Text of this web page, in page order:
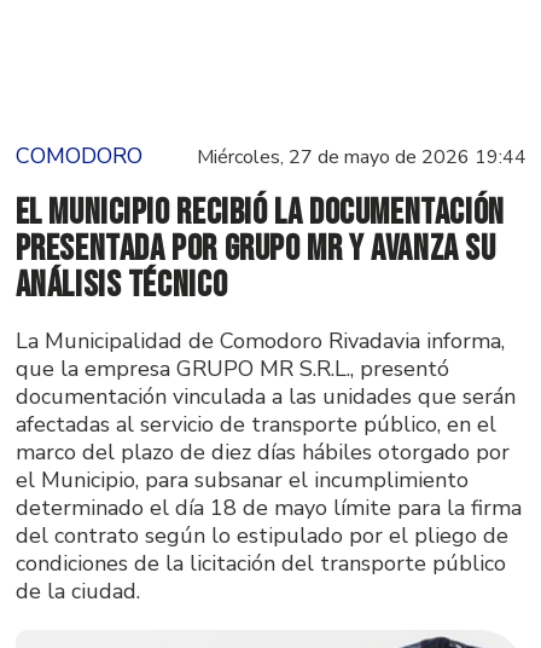
COMODORO Miércoles, 27 de mayo de 2026 19:44
El municipio recibió la documentación
presentada por grupo MR y avanza su
análisis técnico
La Municipalidad de Comodoro Rivadavia informa,
que la empresa GRUPO MR S.R.L., presentó
documentación vinculada a las unidades que serán
afectadas al servicio de transporte público, en el
marco del plazo de diez días hábiles otorgado por
el Municipio, para subsanar el incumplimiento
determinado el día 18 de mayo límite para la firma
del contrato según lo estipulado por el pliego de
condiciones de la licitación del transporte público
de la ciudad.